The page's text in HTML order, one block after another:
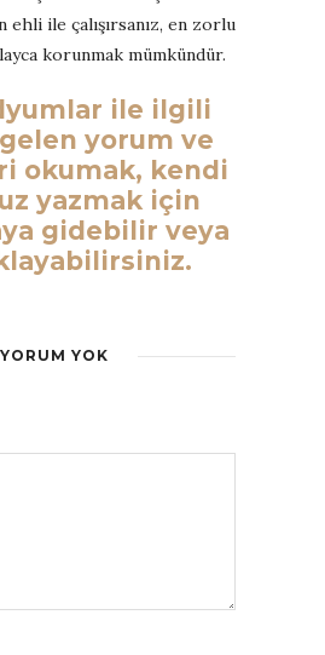
ile çalışırsanız, en zorlu
korunmak mümkündür.
ile ilgili
yorum ve
okumak, kendi
yazmak için
gidebilir veya
YORUM YOK